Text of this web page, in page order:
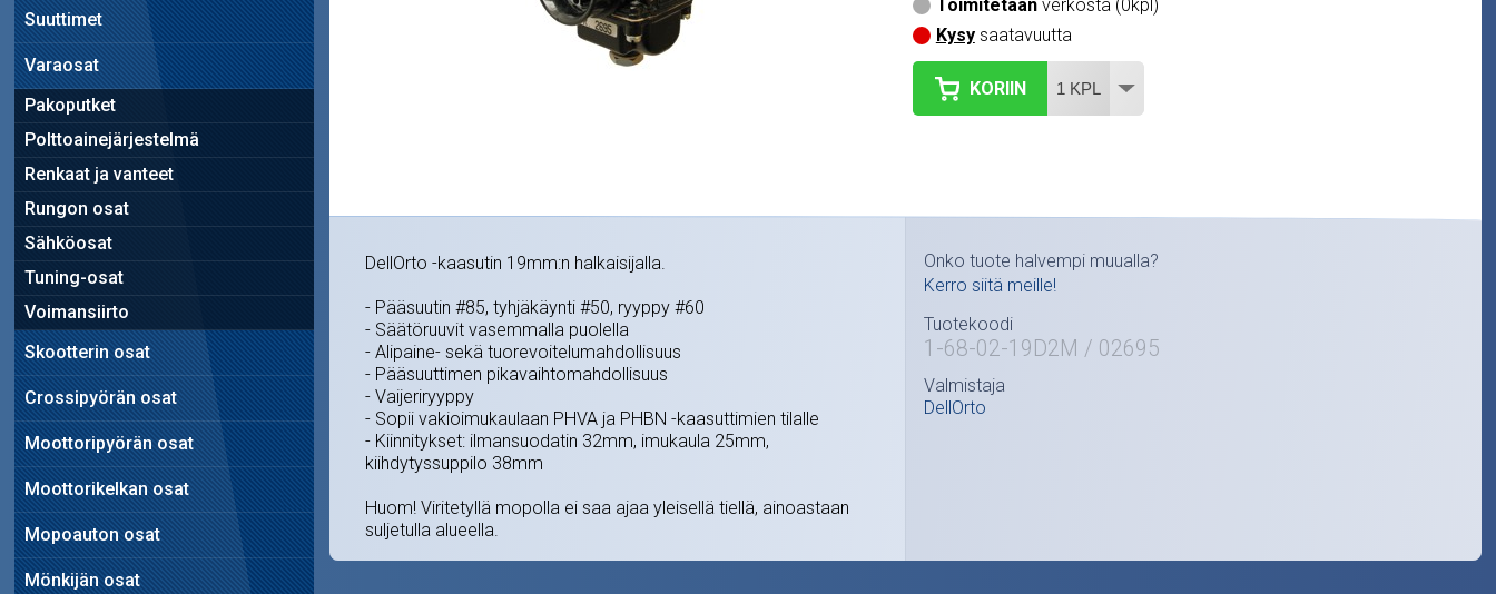
Suuttimet
Varaosat
Pakoputket
Polttoainejärjestelmä
Renkaat ja vanteet
Rungon osat
Sähköosat
Tuning-osat
Voimansiirto
Skootterin osat
Crossipyörän osat
Moottoripyörän osat
Moottorikelkan osat
Mopoauton osat
Mönkijän osat
Toimitetaanverkosta (0kpl)
Kysysaatavuutta
KORIIN
DellOrto -kaasutin 19mm:n halkaisijalla.
- Pääsuutin #85, tyhjäkäynti #50, ryyppy #60
- Säätöruuvit vasemmalla puolella
- Alipaine- sekä tuorevoitelumahdollisuus
- Pääsuuttimen pikavaihtomahdollisuus
- Vaijeriryyppy
- Sopii vakioimukaulaan PHVA ja PHBN -kaasuttimien tilalle
- Kiinnitykset: ilmansuodatin 32mm, imukaula 25mm,
kiihdytyssuppilo 38mm
Huom! Viritetyllä mopolla ei saa ajaa yleisellä tiellä, ainoastaan
suljetulla alueella.
Onko tuote halvempi muualla?
Kerro siitä meille!
Tuotekoodi
1-68-02-19D2M / 02695
Valmistaja
DellOrto